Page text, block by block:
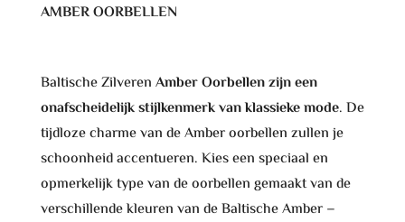
AMBER OORBELLEN
Baltische Zilveren Amber Oorbellen zijn een
onafscheidelijk stijlkenmerk van klassieke mode. De
tijdloze charme van de Amber oorbellen zullen je
schoonheid accentueren. Kies een speciaal en
opmerkelijk type van de oorbellen gemaakt van de
verschillende kleuren van de Baltische Amber –